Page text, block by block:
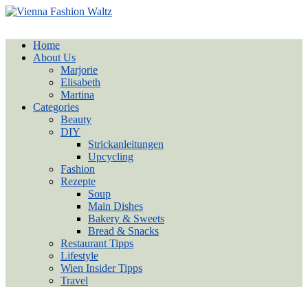
Home
About Us
Marjorie
Elisabeth
Martina
Categories
Beauty
DIY
Strickanleitungen
Upcycling
Fashion
Rezepte
Soup
Main Dishes
Bakery & Sweets
Bread & Snacks
Restaurant Tipps
Lifestyle
Wien Insider Tipps
Travel